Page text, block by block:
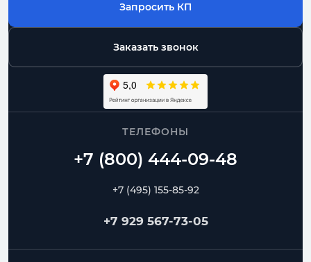
Запросить КП
Заказать звонок
ТЕЛЕФОНЫ
+7 (495) 155-85-92
+7 929 567-73-05